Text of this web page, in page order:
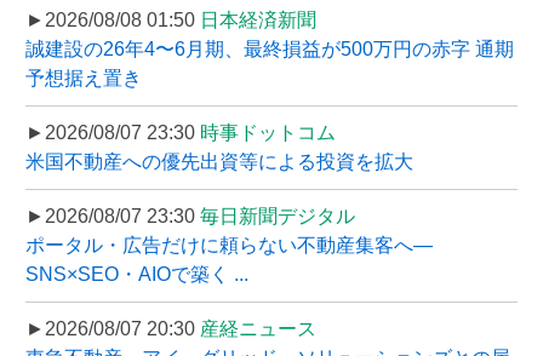
►2026/08/08 01:50 日本経済新聞
誠建設の26年4〜6月期、最終損益が500万円の赤字 通期
予想据え置き
►2026/08/07 23:30 時事ドットコム
米国不動産への優先出資等による投資を拡大
►2026/08/07 23:30 毎日新聞デジタル
ポータル・広告だけに頼らない不動産集客へ―
SNS×SEO・AIOで築く ...
►2026/08/07 20:30 産経ニュース